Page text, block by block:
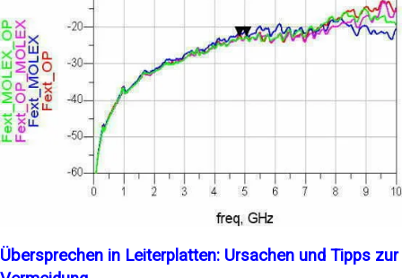
Übersprechen in Leiterplatten: Ursachen und Tipps zur